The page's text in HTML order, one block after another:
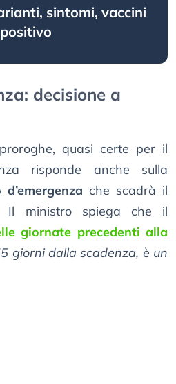
sintomi, vaccini
decisione a
quasi certe per il
risponde anche sulla
che scadrà il
Il ministro spiega che il
giornate precedenti alla
giorni dalla scadenza, è un